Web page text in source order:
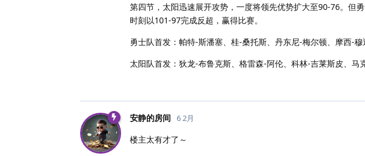
第四节，太阳迅速展开攻势，一度将领先优势扩大至90-76。但
时刻以101-97完成反超，赢得比赛。
勇士队首发：帕特-斯潘塞、桂-桑托斯、丹东尼-梅尔顿、摩西-
太阳队首发：狄龙-布鲁克斯、格雷森-阿伦、科林-吉莱斯皮、马
安静的房间 6 2月
楼主太有才了～